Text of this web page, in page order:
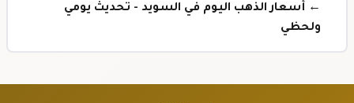
← أسعار الذهب اليوم في السويد - تحديث يومي
ولحظي